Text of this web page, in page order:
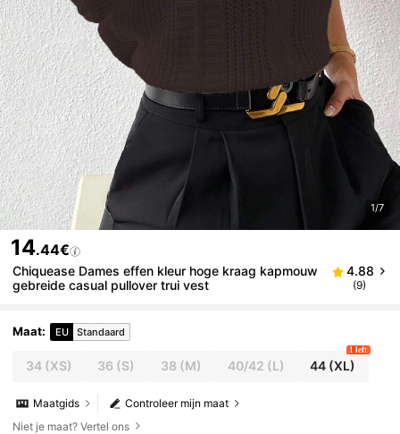
1/7
14.44€
Chiquease Dames effen kleur hoge kraag kapmouw
gebreide casual pullover trui vest
4.88
(9)
Maat: EU Standaard
34(XS) 36 (S) 38 (M) 40/42 (L) 44 (XL)
1 left
Controleer mijn maat
Maatgids
Niet je maat? Vertel ons